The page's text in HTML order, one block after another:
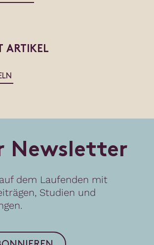
ARTIKEL
Newsletter
dem Laufenden mit
Studien und